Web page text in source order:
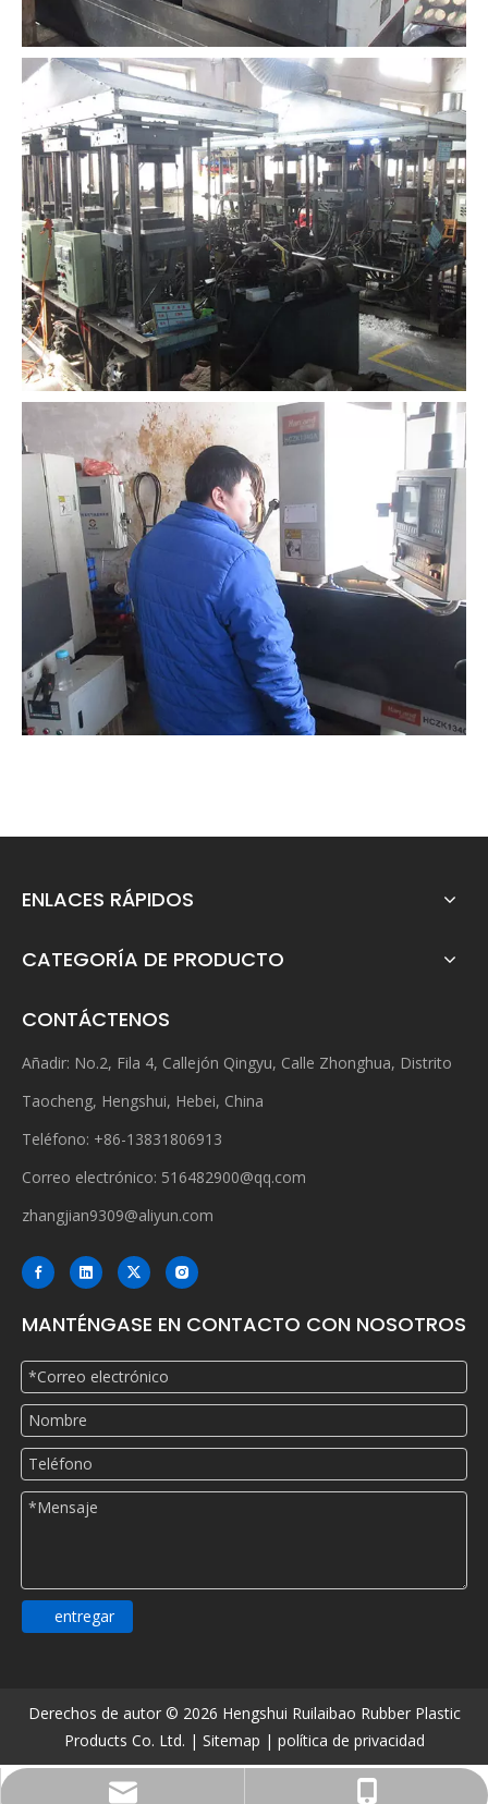
ENLACES RÁPIDOS
CATEGORÍA DE PRODUCTO
CONTÁCTENOS
Añadir: No.2, Fila 4, Callejón Qingyu, Calle Zhonghua, Distrito
Taocheng, Hengshui, Hebei, China
Teléfono: +86-13831806913
Correo electrónico: 516482900@qq.com
zhangjian9309@aliyun.com
MANTÉNGASE EN CONTACTO CON NOSOTROS
entregar
Derechos de autor © 2026 Hengshui Ruilaibao Rubber Plastic
Products Co. Ltd. | Sitemap | política de privacidad